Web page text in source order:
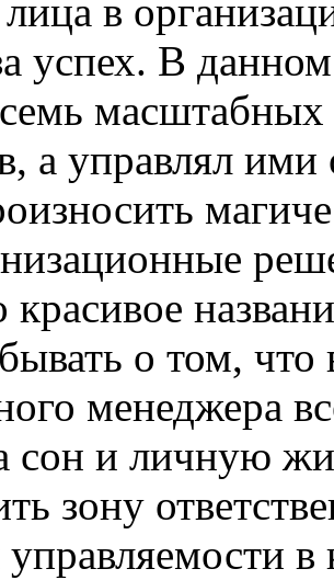
в
успех. В
а управлял
красивое
о том,
менеджера
сон и личную
зону
управляемости